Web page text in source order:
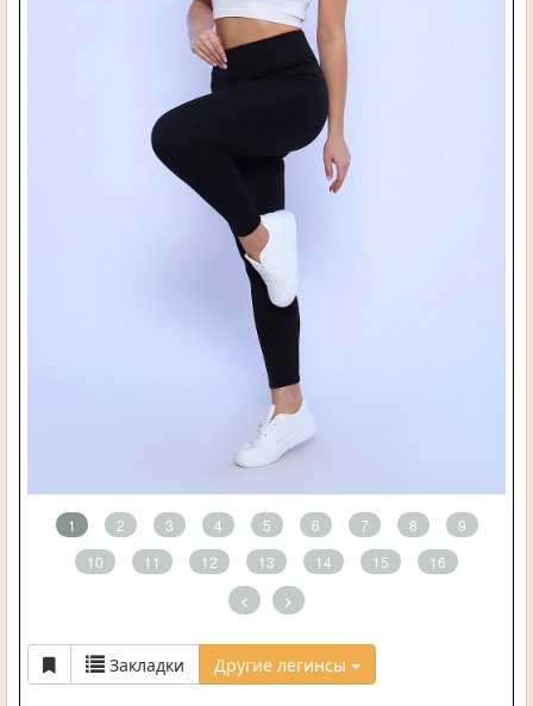
1 2 3 4 5 6 7 8
9
10
11 12 13 14 15 16
< >
Закладки Другие легинсы